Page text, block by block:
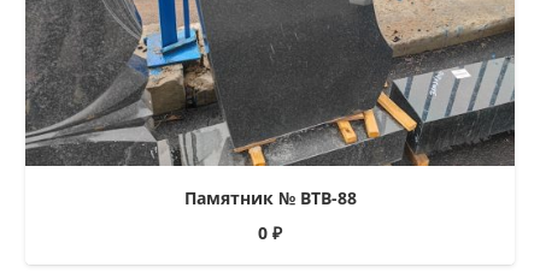
Памятник № ВТВ-88
0 ₽